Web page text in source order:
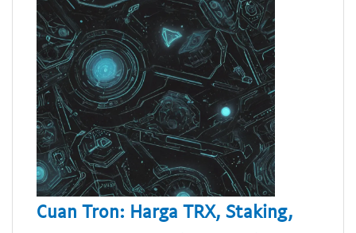
Cuan Tron: Harga TRX, Staking,